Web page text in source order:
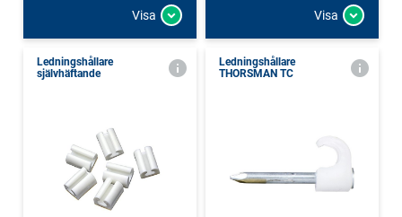
Visa Visa
Ledningshållare
självhäftande
Ledningshållare
THORSMAN TC